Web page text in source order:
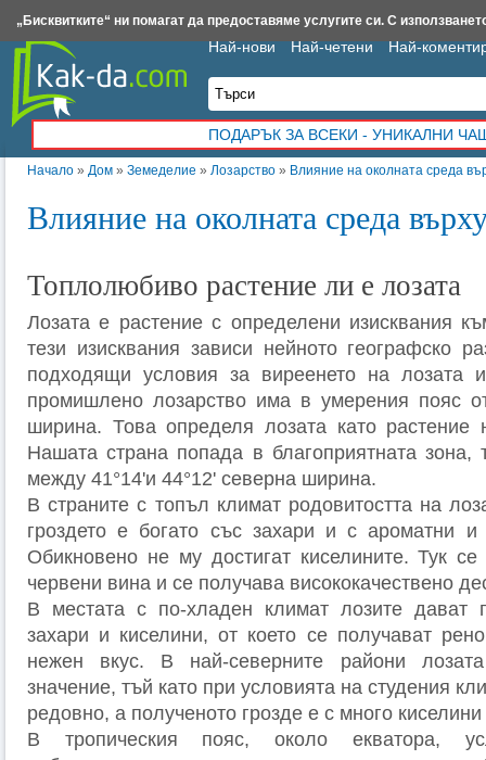
Начало » Дом » Земеделие » Лозарство » Влияние на околната среда
Влияние на околната среда
Топлолюбиво растение ли е лозата
Лозата е растение с определени изисквания
тези изисквания зависи нейното географско
подходящи условия за виреенето на лозата
промишлено лозарство има в умерения пояс
ширина. Това определя лозата като растение
Нашата страна попада в благоприятната зона,
между 41°14'и 44°12' северна ширина.
В страните с топъл климат родовитостта на
гроздето е богато със захари и с ароматни и
Обикновено не му достигат киселините. Тук
червени вина и се получава висококачествено
В местата с по-хладен климат лозите дават
захари и киселини, от което се получават
нежен вкус. В най-северните райони
значение, тъй като при условията на студения
редовно, а полученото грозде е с много
В тропическия пояс, около екватора,
Най-нови Най-четени Най-
ПОДАРЪК ЗА ВСЕКИ - УНИКАЛНИ
Insert.bg Framar.bg Kak-da.com Iztochnik.com BauBau.bg NewAge.bg
„Бисквитките“ ни помагат да предоставяме услугите си. С